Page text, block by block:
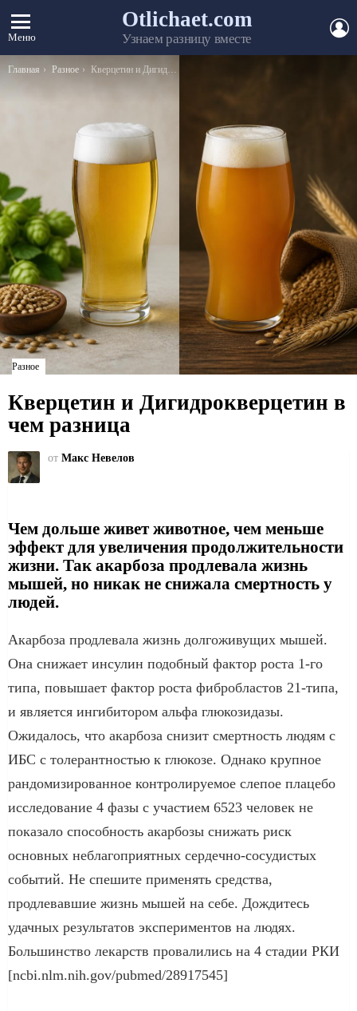
Меню
Otlichaet.com
Узнаем разницу вместе
Вы здесь:
Главная Разное Кверцетин и Дигидрокверцетин в чем разница
Разное
Кверцетин и Дигидрокверцетин в
чем разница
от Макс Невелов
Чем дольше живет животное, чем меньше
эффект для увеличения продолжительности
жизни. Так акарбоза продлевала жизнь
мышей, но никак не снижала смертность у
людей.
Акарбоза продлевала жизнь долгоживущих мышей.
Она снижает инсулин подобный фактор роста 1-го
типа, повышает фактор роста фибробластов 21-типа,
и является ингибитором альфа глюкозидазы.
Ожидалось, что акарбоза снизит смертность людям с
ИБС с толерантностью к глюкозе. Однако крупное
рандомизированное контролируемое слепое плацебо
исследование 4 фазы с участием 6523 человек не
показало способность акарбозы снижать риск
основных неблагоприятных сердечно-сосудистых
событий. Не спешите применять средства,
продлевавшие жизнь мышей на себе. Дождитесь
удачных результатов экспериментов на людях.
Большинство лекарств провалились на 4 стадии РКИ
[ncbi.nlm.nih.gov/pubmed/28917545]